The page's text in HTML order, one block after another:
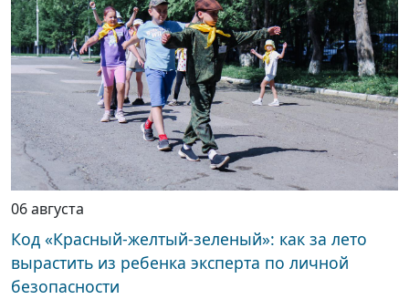
06 августа
Код «Красный-желтый-зеленый»: как за лето
вырастить из ребенка эксперта по личной
безопасности